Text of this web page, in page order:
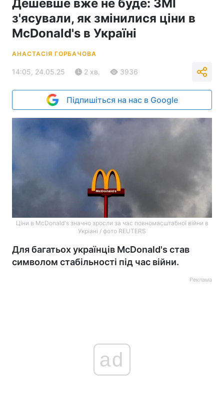
Дешевше вже не буде: ЗМІ
з'ясували, як змінилися ціни в
McDonald's в Україні
АНАСТАСІЯ ГОРБАЧОВА
14:05, 24.05.25 2 хв. 3936
Підпишіться на нас в Google
Ціни в McDonald's значно зросли за час повномасштабної війни в
Укріані / фото REUTERS
Для багатьох українців McDonald's став
символом стабільності під час війни.
Реклама
ad